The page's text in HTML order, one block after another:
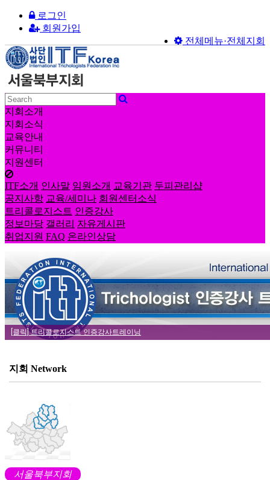
로그인
회원가입
전체메뉴·전체지회
지회소개
지회소식
교육안내
커뮤니티
지원센터
ITF소개 인사말 임원소개 교육기관 두피관리샵
공지사항 교육/세미나 회원센터소식
트리콜로지스트 인증강사
정보마당 갤러리 자유게시판
취업지원 FAQ 온라인상담
[클릭] 트리콜로지스트 인증강사트레이닝
지회 Network
서울북부지회